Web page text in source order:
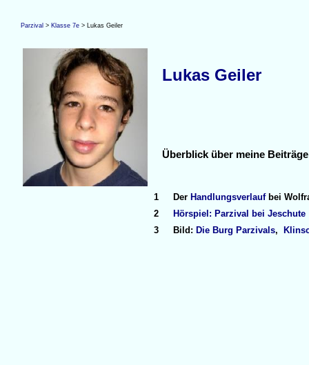
Parzival > Klasse 7e > Lukas Geiler
Lukas Geiler
Überblick über meine
1 Der Handlungsverlaufbei
2
Hörspiel: Parzival bei Jeschute
3
Bild: Die Burg Parzivals,